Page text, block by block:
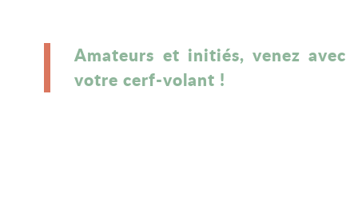
Amateurs et initiés, venez avec
votre cerf-volant !